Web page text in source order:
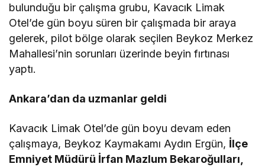
bulunduğu bir çalışma grubu, Kavacık Limak
Otel’de gün boyu süren bir çalışmada bir araya
gelerek, pilot bölge olarak seçilen Beykoz Merkez
Mahallesi’nin sorunları üzerinde beyin fırtınası
yaptı.
Ankara’dan da uzmanlar geldi
Kavacık Limak Otel’de gün boyu devam eden
çalışmaya, Beykoz Kaymakamı Aydın Ergün, İlçe
Emniyet Müdürü İrfan Mazlum Bekaroğulları,